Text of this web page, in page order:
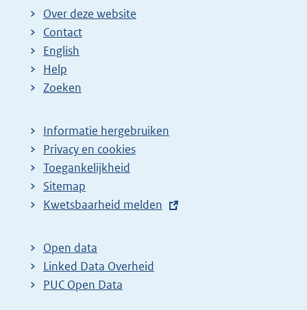
Over deze website
Contact
English
Help
Zoeken
Informatie hergebruiken
Privacy en cookies
Toegankelijkheid
Sitemap
E
t
e
r
Kwetsbaarheid melden
Open data
Linked Data Overheid
PUC Open Data